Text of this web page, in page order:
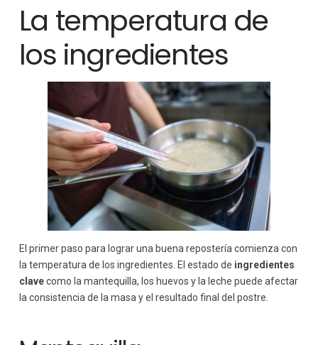
La temperatura de
los ingredientes
El primer paso para lograr una buena repostería comienza con
la temperatura de los ingredientes. El estado de ingredientes
clavecomo la mantequilla, los huevos y la leche puede afectar
la consistencia de la masa y el resultado final del postre.